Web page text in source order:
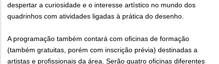
despertar a curiosidade e o interesse artístico no mundo dos
quadrinhos com atividades ligadas à prática do desenho.
A programação também contará com oficinas de formação
(também gratuitas, porém com inscrição prévia) destinadas a
artistas e profissionais da área. Serão quatro oficinas diferentes